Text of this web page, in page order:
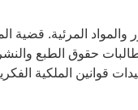
المرئية. قضية
حقوق الطبع
قوانين الملكية